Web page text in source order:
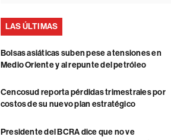
LAS ÚLTIMAS
Bolsas asiáticas suben pese a tensiones en
Medio Oriente y al repunte del petróleo
Cencosud reporta pérdidas trimestrales por
costos de su nuevo plan estratégico
Presidente del BCRA dice que no ve